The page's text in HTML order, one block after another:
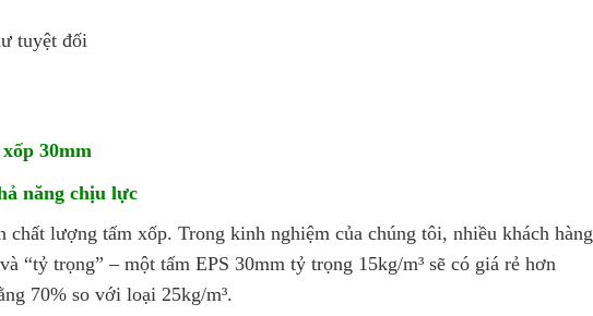
tuyệt đối
30mm
năng chịu lực
lượng tấm xốp. Trong kinh nghiệm của chúng tôi, nhiều khách hàng
“tỷ trọng” – một tấm EPS 30mm tỷ trọng 15kg/m³ sẽ có giá rẻ hơn
70% so với loại 25kg/m³.